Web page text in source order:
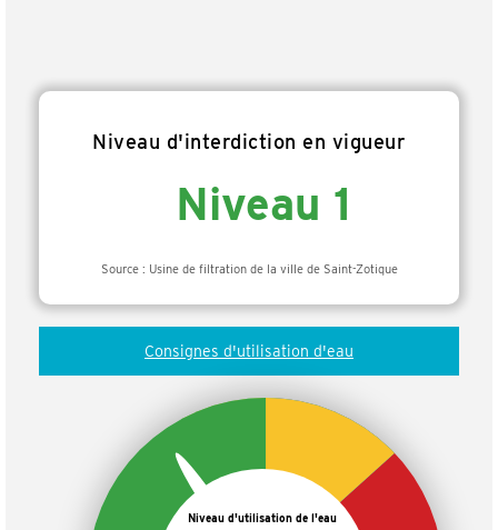
Niveau d'interdiction en vigueur
Niveau 1
Source : Usine de filtration de la ville de Saint-Zotique
Consignes d'utilisation d'eau
Niveau d'utilisation de l'eau